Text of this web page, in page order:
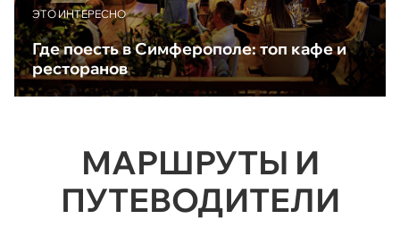
ЭТО ИНТЕРЕСНО
Где поесть в Симферополе: топ кафе и
ресторанов
МАРШРУТЫ И
ПУТЕВОДИТЕЛИ